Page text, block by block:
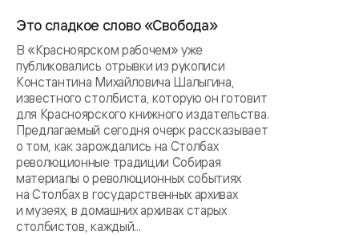
Это сладкое слово «Свобода»
В «Красноярском рабочем» уже
публиковались отрывки из рукописи
Константина Михайловича Шалыгина,
известного столбиста, которую он готовит
для Красноярского книжного издательства.
Предлагаемый сегодня очерк рассказывает
о том, как зарождались на Столбах
революционные традиции Собирая
материалы о революционных событиях
на Столбах в государственных архивах
и музеях, в домашних архивах старых
столбистов, каждый...